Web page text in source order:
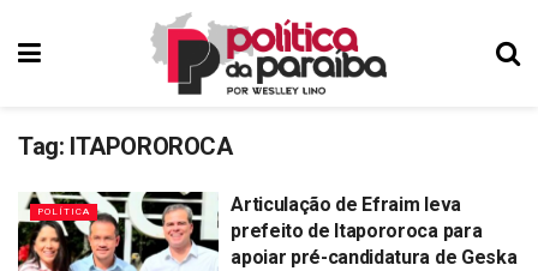
Tag: ITAPOROROCA
POLÍTICA
Articulação de Efraim leva
prefeito de Itapororoca para
apoiar pré-candidatura de Geska